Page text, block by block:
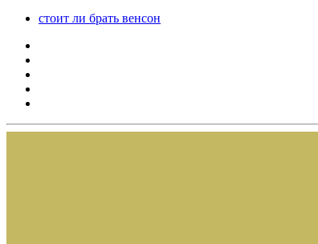
стоит ли брать венсон